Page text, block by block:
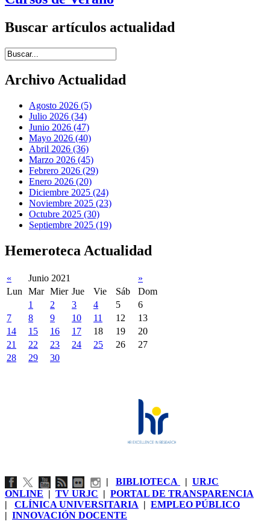
Buscar artículos actualidad
Introduce términos de búsqueda
Archivo Actualidad
Agosto 2026 (5)
Julio 2026 (34)
Junio 2026 (47)
Mayo 2026 (40)
Abril 2026 (36)
Marzo 2026 (45)
Febrero 2026 (29)
Enero 2026 (20)
Diciembre 2025 (24)
Noviembre 2025 (23)
Octubre 2025 (30)
Septiembre 2025 (19)
Hemeroteca Actualidad
« Junio 2021
»
Lun
Mar Mier Jue Vie Sáb
Dom
1
2 3 4 5
6
7
8 9 10 11 12
13
14
15 16 17 18 19
20
21
22 23 24 25 26
27
28
29 30
| BIBLIOTECA | URJC
ONLINE | TV URJC | PORTAL DE TRANSPARENCIA
| CLÍNICA UNIVERSITARIA | EMPLEO PÚBLICO
| INNOVACIÓN DOCENTE